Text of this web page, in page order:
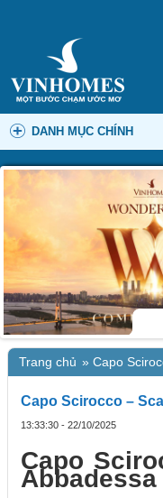
DANH MỤC CHÍNH
Trang chủ » Capo
Capo Scirocco –
13:33:30 - 22/10/2025
Capo
Abbadessa